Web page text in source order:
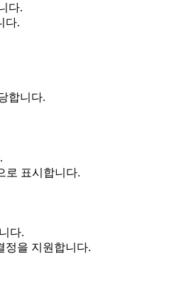
다.
다.
합니다.
로 표시합니다.
다.
정을 지원합니다.